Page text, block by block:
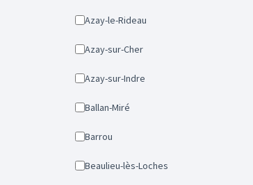
Azay-le-Rideau
Azay-sur-Cher
Azay-sur-Indre
Ballan-Miré
Barrou
Beaulieu-lès-Loches